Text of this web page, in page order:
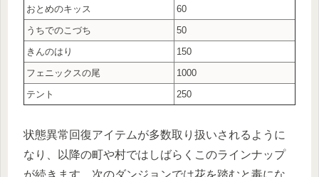
おとめのキッス
60
うちでのこづち
50
きんのはり
150
フェニックスの尾
1000
テント
250
状態異常回復アイテムが多数取り扱いされるように
なり、以降の町や村ではしばらくこのラインナップ